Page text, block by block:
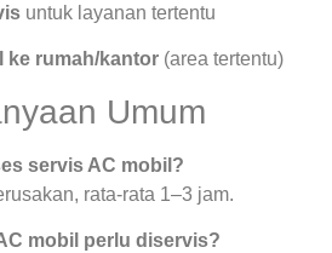
untuk layanan tertentu
ke rumah/kantor (area tertentu)
Umum
servis AC mobil?
rata-rata 1–3 jam.
mobil perlu diservis?